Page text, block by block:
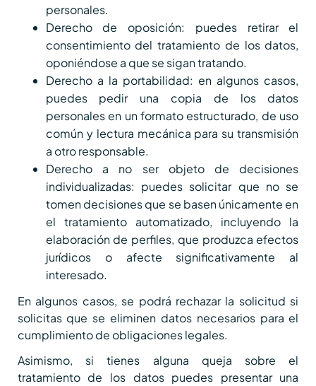
personales.
Derecho de oposición: puedes retirar el
consentimiento del tratamiento de los datos,
oponiéndose a que se sigan tratando.
Derecho a la portabilidad: en algunos casos,
puedes pedir una copia de los datos
personales en un formato estructurado, de uso
común y lectura mecánica para su transmisión
a otro responsable.
Derecho a no ser objeto de decisiones
individualizadas: puedes solicitar que no se
tomen decisiones que se basen únicamente en
el tratamiento automatizado, incluyendo la
elaboración de perfiles, que produzca efectos
jurídicos o afecte significativamente al
interesado.
En algunos casos, se podrá rechazar la solicitud si
solicitas que se eliminen datos necesarios para el
cumplimiento de obligaciones legales.
Asimismo, si tienes alguna queja sobre el
tratamiento de los datos puedes presentar una